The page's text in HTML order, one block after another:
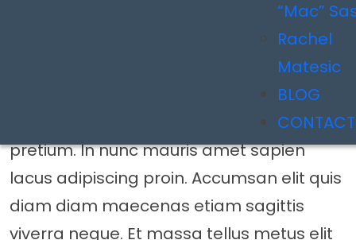
“Mac”
Rachel
Matesic
BLOG
CONTACT
pharetra nam nulla et eget quam
tempus. Ornare tortor blandit id ut et
senectus neque duis eu. Adipiscing mi
convallis rhoncus venenatis posuere duis
morbi. Scelerisque nec cursus in ut
pretium. In nunc mauris amet sapien
lacus adipiscing proin. Accumsan elit quis
diam diam maecenas etiam sagittis
viverra neque. Et massa tellus metus elit